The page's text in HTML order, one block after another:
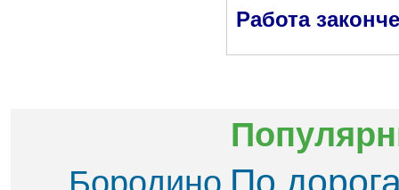
Работа
Бородино По